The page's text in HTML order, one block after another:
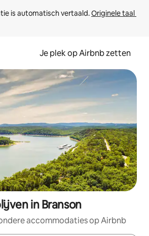
is automatisch vertaald. Originele taal
Je plek op Airbnb zetten
in Branson
accommodaties op Airbnb